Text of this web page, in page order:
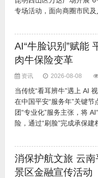
专场活动，面向商圈市民及
AI“牛脸识别”赋能
肉牛保险变革
资讯 2026-08-08
当传统“看耳辨牛”遇上 AI
在中国平安“服务年”关键
团“专业化”服务主张，将
险，通过“刷脸”完成承保建
消保护航文旅 云
景区金融宣传活动